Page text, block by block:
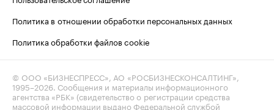
Политика в отношении обработки персональных данных
Политика обработки файлов cookie
© ООО «БИЗНЕСПРЕСС», АО «РОСБИЗНЕСКОНСАЛТИНГ»,
1995–2026 . Сообщения и материалы информационного
агентства «РБК» (свидетельство о регистрации средства
массовой информации выдано Федеральной службой